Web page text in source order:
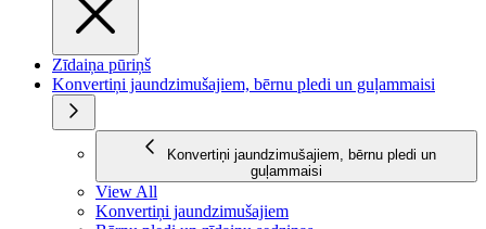
Zīdaiņa pūriņš
Konvertiņi jaundzimušajiem, bērnu pledi un guļammaisi
Konvertiņi jaundzimušajiem, bērnu pledi un
guļammaisi
View All
Konvertiņi jaundzimušajiem